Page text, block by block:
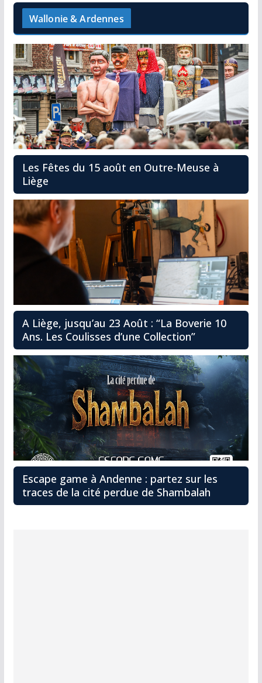
Wallonie & Ardennes
Les Fêtes du 15 août en Outre-Meuse à
Liège
A Liège, jusqu’au 23 Août : “La Boverie 10
Ans. Les Coulisses d’une Collection”
Escape game à Andenne : partez sur les
traces de la cité perdue de Shambalah